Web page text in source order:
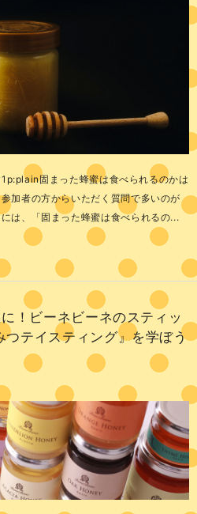
固まった蜂蜜は食べられるのかは
加者の方からいただく質問で多いのが
は、「固まった蜂蜜は食べられるの...
！ビーネビーネのスティッ
つテイスティング』を学ぼう